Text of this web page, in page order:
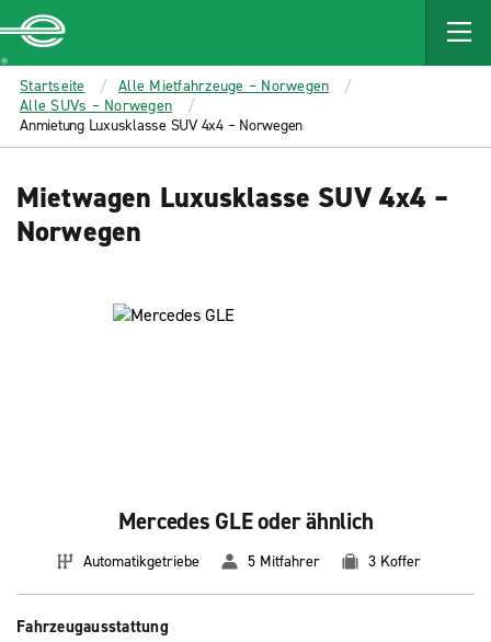
MAIN
CONTENT
Enterprise
Startseite
Alle Mietfahrzeuge – Norwegen
Alle SUVs – Norwegen
Anmietung Luxusklasse SUV 4x4 – Norwegen
Mietwagen Luxusklasse SUV 4x4 –
Norwegen
Mercedes GLE oder ähnlich
Automatikgetriebe 5 Mitfahrer 3 Koffer
Fahrzeugausstattung